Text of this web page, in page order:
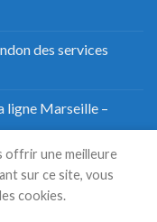
des services
ligne Marseille –
retour
offrir une meilleure
sur ce site, vous
cookies.